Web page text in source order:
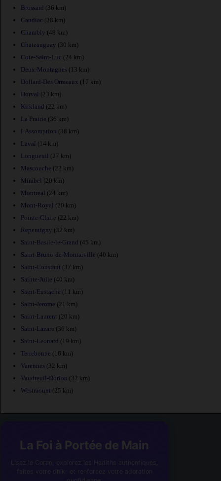
Brossard (36 km)
Candiac (38 km)
Chambly (48 km)
Chateauguay (30 km)
Cote-Saint-Luc (24 km)
Deux-Montagnes (13 km)
Dollard-Des Ormeaux (17 km)
Dorval (23 km)
Kirkland (22 km)
La Prairie (36 km)
LAssomption (38 km)
Laval (14 km)
Longueuil (27 km)
Mascouche (22 km)
Mirabel (20 km)
Montreal (24 km)
Mont-Royal (20 km)
Pointe-Claire (22 km)
Repentigny (32 km)
Saint-Basile-le-Grand (45 km)
Saint-Bruno-de-Montarville (40 km)
Saint-Constant (37 km)
Sainte-Julie (40 km)
Saint-Eustache (11 km)
Saint-Jerome (21 km)
Saint-Laurent (20 km)
Saint-Lazare (36 km)
Saint-Leonard (19 km)
Terrebonne (16 km)
Varennes (32 km)
Vaudreuil-Dorion (32 km)
Westmount (25 km)
La Foi à Portée de Main